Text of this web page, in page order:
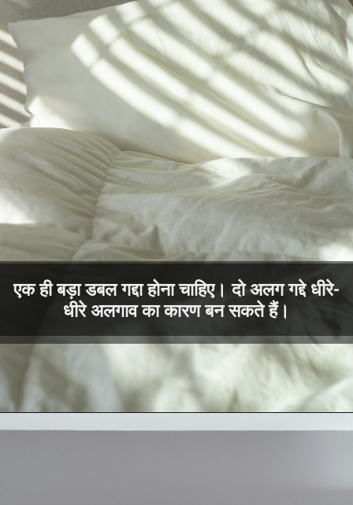
एक ही बड़ा डबल गद्दा होना चाहिए। दो अलग गद्दे धीरे-